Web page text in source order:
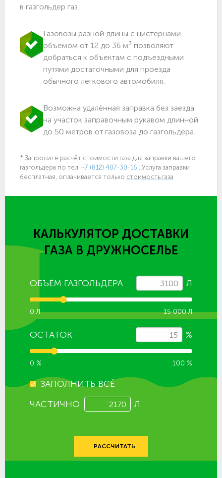
в газгольдер газ.
Газовозы разной длины с цистернами
объемом от 12 до 36 м3 позволяют
добраться к объектам c подъездными
путями достаточными для проезда
обычного легкового автомобиля.
Возможна удалённая заправка без заезда
на участок заправочным рукавом длинной
до 50 метров от газовоза до газгольдера.
* Запросите расчёт стоимости газа для заправки вашего
газгольдера по тел. +7 (812) 407-30-16 . Услуга заправки
бесплатная, оплачивается только стоимость газа
КАЛЬКУЛЯТОР ДОСТАВКИ
ГАЗА В ДРУЖНОСЕЛЬЕ
ОБЪЁМ ГАЗГОЛЬДЕРА Л
0 Л 15 000 Л
ОСТАТОК %
0 % 100 %
ЗАПОЛНИТЬ ВСЁ
ЧАСТИЧНО
Л
РАССЧИТАТЬ